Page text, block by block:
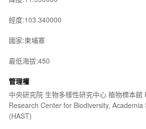
經度:103.340000
國家:柬埔寨
最低海拔:450
管理權
中央研究院 生物多樣性研究中心 植物標本館
Research Center for Biodiversity, Academia
(HAST)